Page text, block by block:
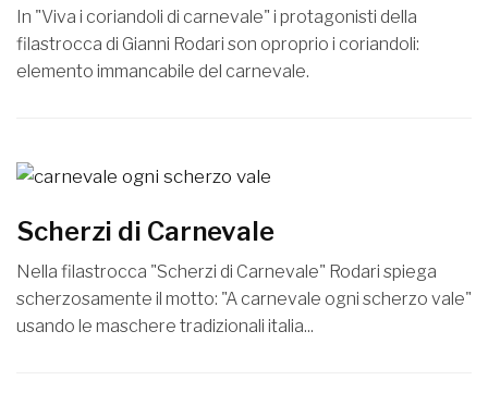
In "Viva i coriandoli di carnevale" i protagonisti della
filastrocca di Gianni Rodari son oproprio i coriandoli:
elemento immancabile del carnevale.
Scherzi di Carnevale
Nella filastrocca "Scherzi di Carnevale" Rodari spiega
scherzosamente il motto: "A carnevale ogni scherzo vale"
usando le maschere tradizionali italia...